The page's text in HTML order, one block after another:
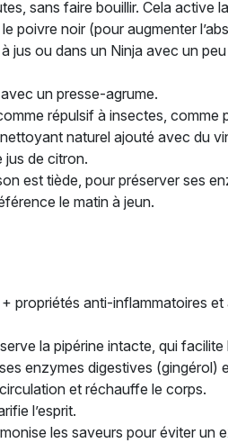
sans faire bouillir. Cela active
poivre noir (pour augmenter
ou dans un Ninja avec un peu
un presse-agrume.
répulsif à insectes, comme
naturel ajouté avec du
jus de citron.
est tiède, pour préserver ses
le matin à jeun.
propriétés anti-inflammatoires
la pipérine intacte, qui facilite
enzymes digestives (gingérol)
et réchauffe le corps.
l’esprit.
les saveurs pour éviter un